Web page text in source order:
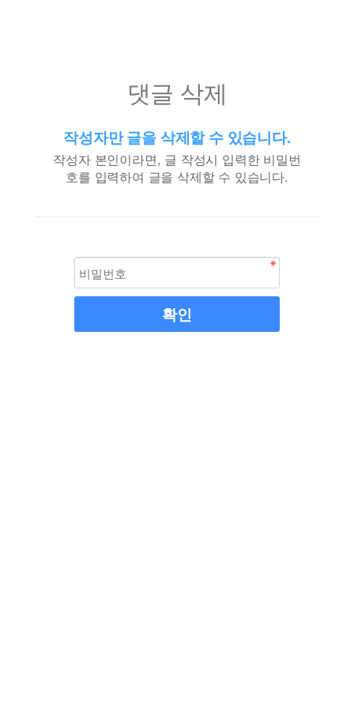
댓글 삭제
작성자만 글을 삭제할 수 있습니다.
작성자 본인이라면, 글 작성시 입력한 비밀번
호를 입력하여 글을 삭제할 수 있습니다.